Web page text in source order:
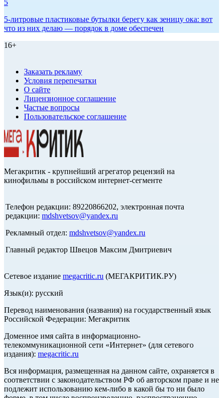
5
5-литровые пластиковые бутылки берегу как зеницу ока: вот
что из них делаю — порядок в доме обеспечен
16+
Заказать рекламу
Условия перепечатки
О сайте
Лицензионное соглашение
Частые вопросы
Пользовательское соглашение
Мегакритик - крупнейший агрегатор рецензий на
кинофильмы в российском интернет-сегменте
Телефон редакции: 89220866202, электронная почта
редакции: mdshvetsov@yandex.ru
Рекламный отдел: mdshvetsov@yandex.ru
Главный редактор Швецов Максим Дмитриевич
Сетевое издание megacritic.ru (МЕГАКРИТИК.РУ)
Язык(и): русский
Перевод наименования (названия) на государственный язык
Российской Федерации: Мегакритик
Доменное имя сайта в информационно-
телекоммуникационной сети «Интернет» (для сетевого
издания): megacritic.ru
Вся информация, размещенная на данном сайте, охраняется в
соответствии с законодательством РФ об авторском праве и не
подлежит использованию кем-либо в какой бы то ни было